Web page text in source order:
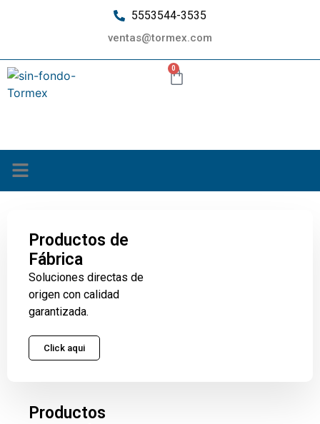
5553544-3535
ventas@tormex.com
0
Productos de
Fábrica
Soluciones directas de
origen con calidad
garantizada.
Click aqui
Productos